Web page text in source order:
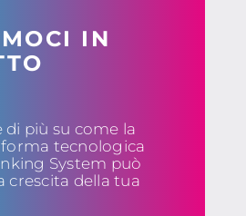
IN
di più su come la
tecnologica
System può
crescita della tua